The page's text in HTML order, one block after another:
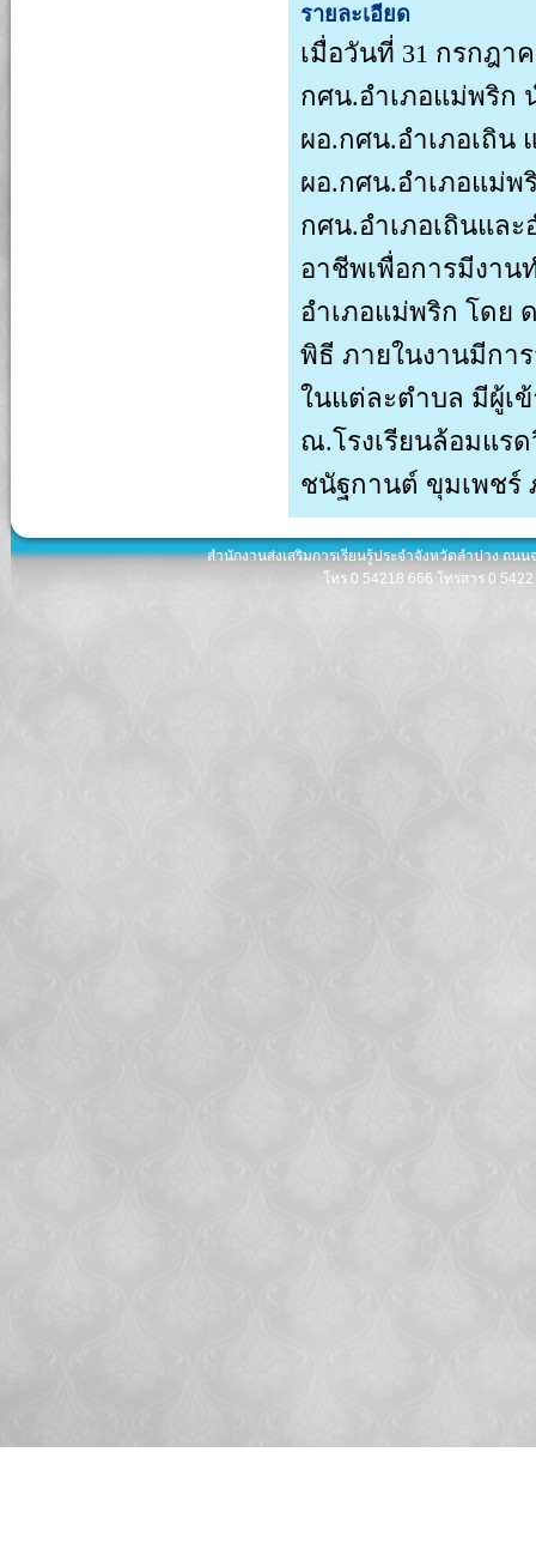
รายละเอียด
เมื่อวันที่ 31 กรกฎา
กศน.อำเภอแม่พริก
ผอ.กศน.อำเภอเถิน
ผอ.กศน.อำเภอแม่
กศน.อำเภอเถินและ
อาชีพเพื่อการมีงาน
อำเภอแม่พริก โดย
พิธี ภายในงานมีก
ในแต่ละตำบล มีผู้เ
ณ.โรงเรียนล้อมแร
ชนัฐกานต์ ขุมเพชร์
สำนักงานส่งเสริมการเรียนรู้ประจำจังหวัดลำปาง ถน
โทร 0 54218 666 โทรสาร 0